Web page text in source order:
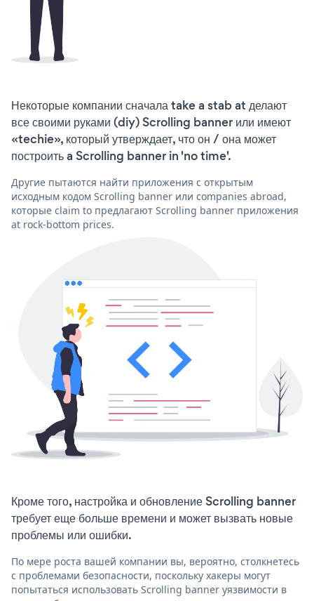
Некоторые компании сначала take a stab at делают
все своими руками (diy) Scrolling banner или имеют
«techie», который утверждает, что он / она может
построить a Scrolling banner in 'no time'.
Другие пытаются найти приложения с открытым
исходным кодом Scrolling banner или companies abroad,
которые claim to предлагают Scrolling banner приложения
at rock-bottom prices.
Кроме того, настройка и обновление Scrolling banner
требует еще больше времени и может вызвать новые
проблемы или ошибки.
По мере роста вашей компании вы, вероятно, столкнетесь
с проблемами безопасности, поскольку хакеры могут
попытаться использовать Scrolling banner уязвимости в